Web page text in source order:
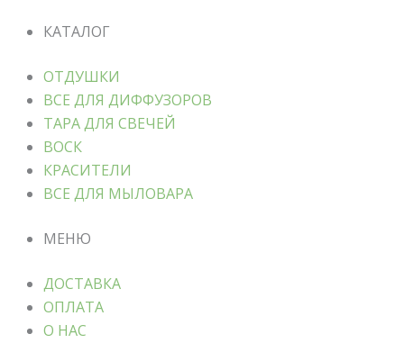
КАТАЛОГ
ОТДУШКИ
ВСЕ ДЛЯ ДИФФУЗОРОВ
ТАРА ДЛЯ СВЕЧЕЙ
ВОСК
КРАСИТЕЛИ
ВСЕ ДЛЯ МЫЛОВАРА
МЕНЮ
ДОСТАВКА
ОПЛАТА
О НАС